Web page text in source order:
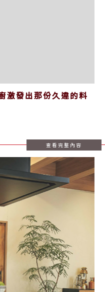
激發出那份久違的料
查看完整內容